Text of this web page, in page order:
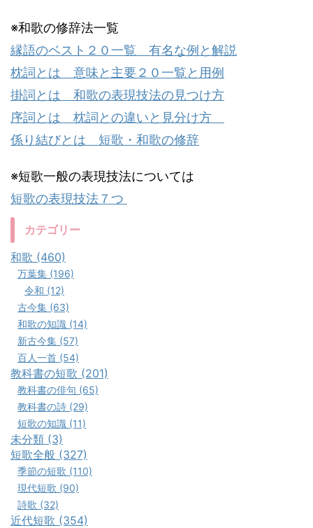
※和歌の修辞法一覧
縁語のベスト２０一覧 有名な例と解説
枕詞とは 意味と主要２０一覧と用例
掛詞とは 和歌の表現技法の見つけ方
序詞とは 枕詞との違いと見分け方
係り結びとは 短歌・和歌の修辞
※短歌一般の表現技法については
短歌の表現技法７つ
カテゴリー
和歌 (460)
万葉集 (196)
令和 (12)
古今集 (63)
和歌の知識 (14)
新古今集 (57)
百人一首 (54)
教科書の短歌 (201)
教科書の俳句 (65)
教科書の詩 (29)
短歌の知識 (11)
未分類 (3)
短歌全般 (327)
季節の短歌 (110)
現代短歌 (90)
詩歌 (32)
近代短歌 (354)